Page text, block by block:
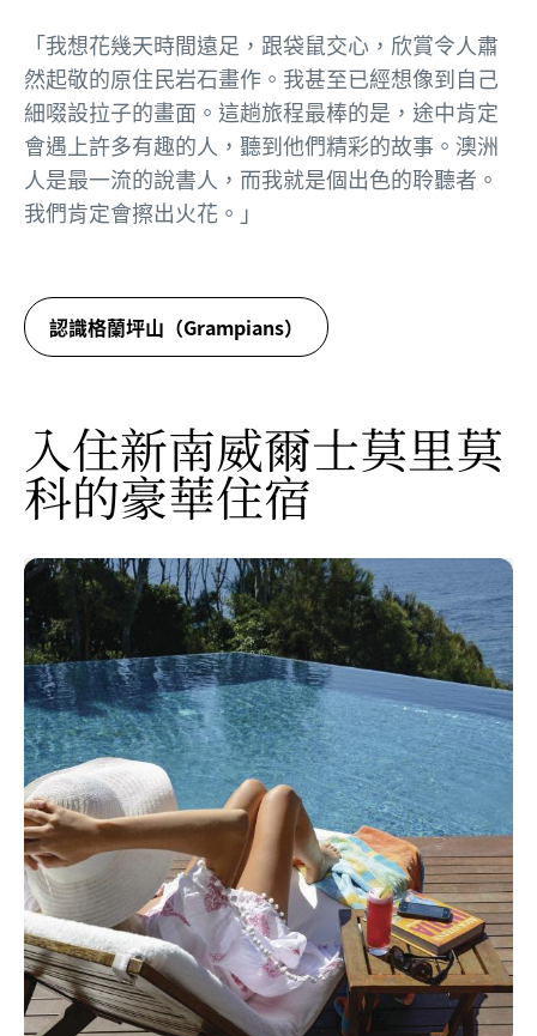
「我想花幾天時間遠足，跟袋鼠交心，欣賞令人肅
然起敬的原住民岩石畫作。我甚至已經想像到自己
細啜設拉子的畫面。這趟旅程最棒的是，途中肯定
會遇上許多有趣的人，聽到他們精彩的故事。澳洲
人是最一流的說書人，而我就是個出色的聆聽者。
我們肯定會擦出火花。」
認識格蘭坪山（Grampians）
入住新南威爾士莫里莫
科的豪華住宿